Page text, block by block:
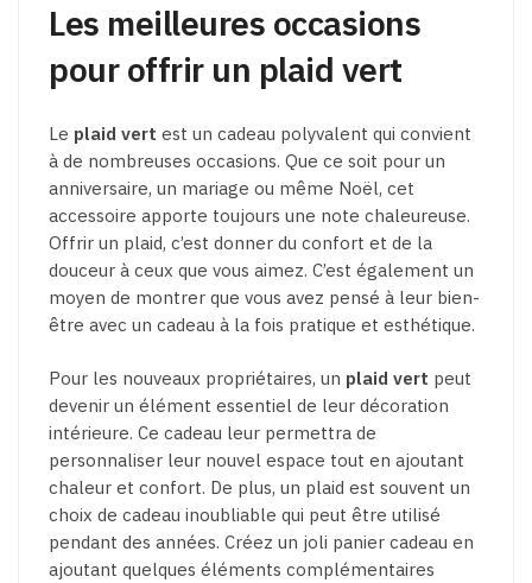
Les meilleures occasions
pour offrir un plaid vert
Le plaid vert est un cadeau polyvalent qui convient
à de nombreuses occasions. Que ce soit pour un
anniversaire, un mariage ou même Noël, cet
accessoire apporte toujours une note chaleureuse.
Offrir un plaid, c’est donner du confort et de la
douceur à ceux que vous aimez. C’est également un
moyen de montrer que vous avez pensé à leur bien-
être avec un cadeau à la fois pratique et esthétique.
Pour les nouveaux propriétaires, un plaid vert peut
devenir un élément essentiel de leur décoration
intérieure. Ce cadeau leur permettra de
personnaliser leur nouvel espace tout en ajoutant
chaleur et confort. De plus, un plaid est souvent un
choix de cadeau inoubliable qui peut être utilisé
pendant des années. Créez un joli panier cadeau en
ajoutant quelques éléments complémentaires